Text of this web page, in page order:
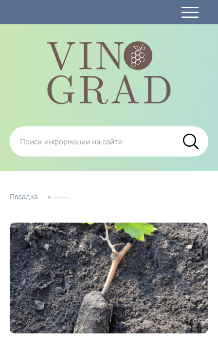
Сорта Винограда: описание, фото, отзывы,
технологии посадки и ухода
Посадка